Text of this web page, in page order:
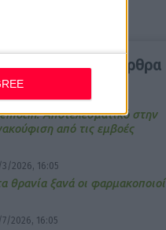
δημοφιλέστερα άρθρα
2026, 17:25
Αποτελεσματικό στην
από τις εμβοές
3/2026, 16:05
θρανία ξανά οι φαρμακοποιοί
7/2026, 16:05